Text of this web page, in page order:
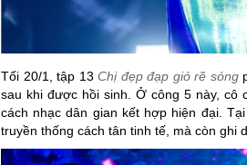
Tối 20/1, tập 13Chị đẹp đạp gió rẽ sóng
sau khi được hồi sinh. Ở công 5 này, cô
cách nhạc dân gian kết hợp hiện đại.
truyền thống cách tân tinh tế, mà còn ghi